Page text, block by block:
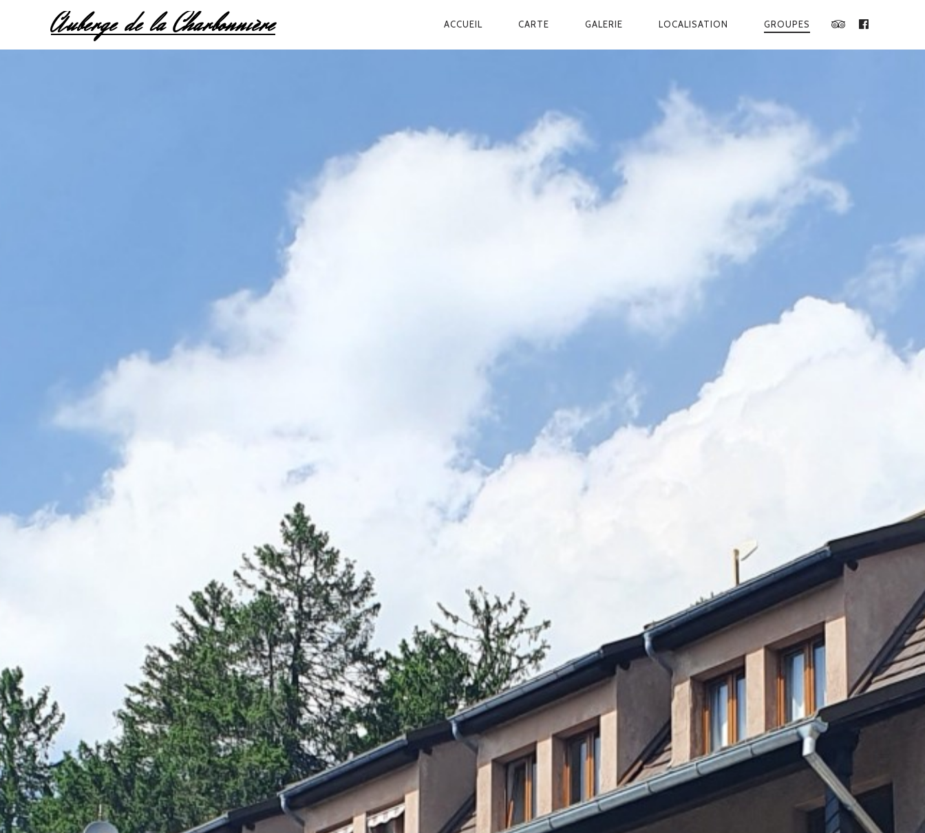
NAVIGATION
ACCUEIL CARTE GALERIE LOCALISATION GROUPES
TRIPADVISOR
FACEBOOK